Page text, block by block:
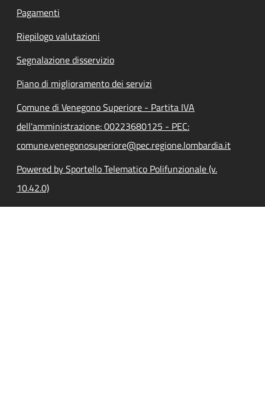
Pagamenti
Riepilogo valutazioni
Segnalazione disservizio
Piano di miglioramento dei servizi
Comune di Venegono Superiore - Partita IVA
dell'amministrazione: 00223680125 - PEC:
comune.venegonosuperiore@pec.regione.lombardia.it
Powered by Sportello Telematico Polifunzionale (v.
10.42.0)